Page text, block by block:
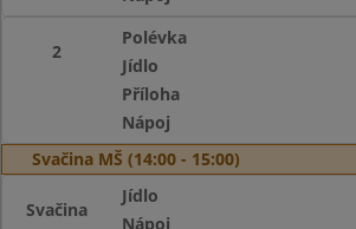
2
Polévka
Jídlo
Příloha
Nápoj
Svačina MŠ (14:00 - 15:00)
Svačina
Jídlo
Nápoj